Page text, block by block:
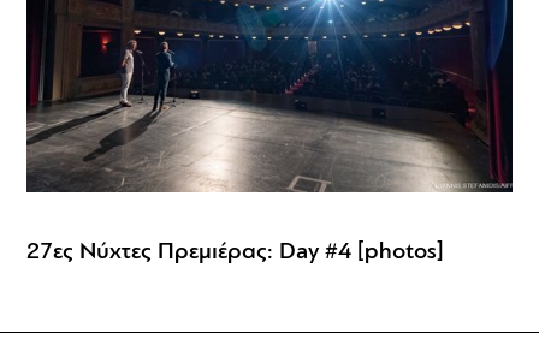
27ες Νύχτες Πρεμιέρας: Day #4 [photos]